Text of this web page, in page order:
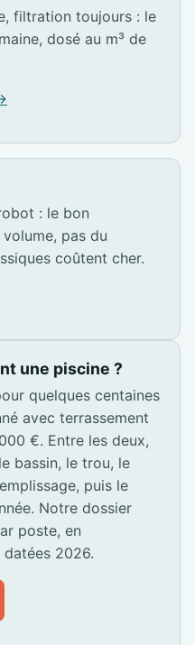
filtration toujours : le
dosé au m³ de
: le bon
pas du
coûtent cher.
une piscine ?
quelques centaines
avec terrassement
€. Entre les deux,
bassin, le trou, le
puis le
Notre dossier
poste, en
2026.